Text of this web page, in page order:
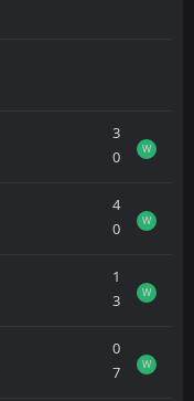
3
0
W
4
0
W
1
3
W
0
7
W